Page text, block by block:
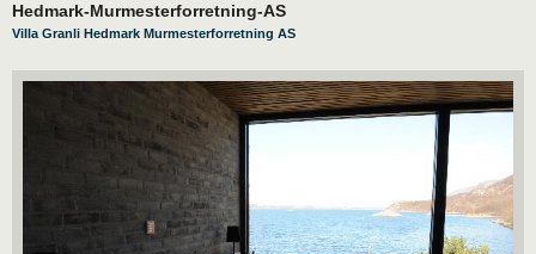
Hedmark-Murmesterforretning-AS
Villa Granli Hedmark Murmesterforretning AS